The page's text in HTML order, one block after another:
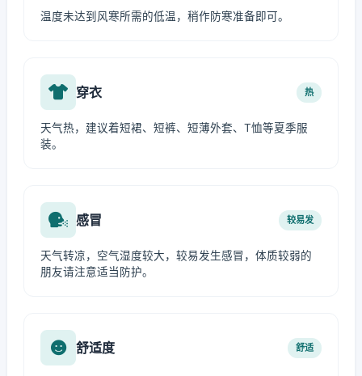
温度未达到风寒所需的低温，稍作防寒准备即可。
穿衣 热
天气热，建议着短裙、短裤、短薄外套、T恤等夏季服
装。
感冒 较易发
天气转凉，空气湿度较大，较易发生感冒，体质较弱的
朋友请注意适当防护。
舒适度 舒适